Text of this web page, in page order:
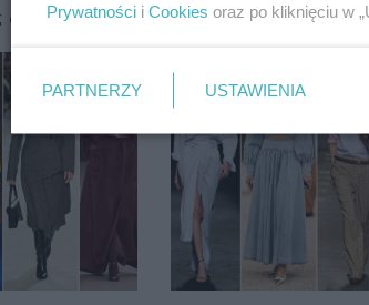
czytane
Prywatności i Cookies oraz po kliknięciu w
PARTNERZY USTAWIENIA